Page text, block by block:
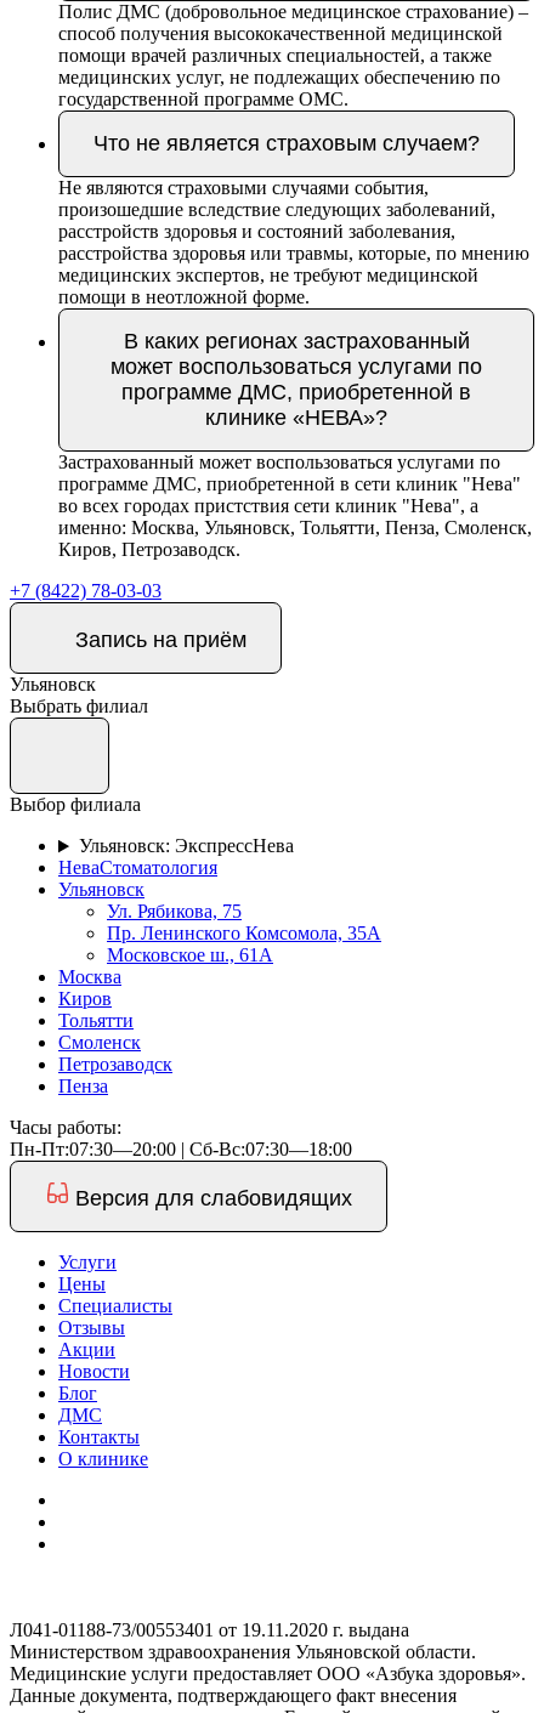
Полис ДМС (добровольное медицинское страхование) –
способ получения высококачественной медицинской
помощи врачей различных специальностей, а также
медицинских услуг, не подлежащих обеспечению по
государственной программе ОМС.
Что не является страховым случаем?
Не являются страховыми случаями события,
произошедшие вследствие следующих заболеваний,
расстройств здоровья и состояний заболевания,
расстройства здоровья или травмы, которые, по мнению
медицинских экспертов, не требуют медицинской
помощи в неотложной форме.
В каких регионах застрахованный
может воспользоваться услугами по
программе ДМС, приобретенной в
клинике «НЕВА»?
Застрахованный может воспользоваться услугами по
программе ДМС, приобретенной в сети клиник "Нева"
во всех городах пристствия сети клиник "Нева", а
именно: Москва, Ульяновск, Тольятти, Пенза, Смоленск,
Киров, Петрозаводск.
+7 (8422) 78-03-03
Запись на приём
Ульяновск
Выбрать филиал
Выбор филиала
Ульяновск: ЭкспрессНева
НеваСтоматология
Ульяновск
Ул. Рябикова, 75
Пр. Ленинского Комсомола, 35А
Московское ш., 61А
Москва
Киров
Тольятти
Смоленск
Петрозаводск
Пенза
Часы работы:
Пн-Пт:07:30—20:00 | Cб-Вс:07:30—18:00
Версия для слабовидящих
Услуги
Цены
Специалисты
Отзывы
Акции
Новости
Блог
ДМС
Контакты
О клинике
Л041-01188-73/00553401 от 19.11.2020 г. выдана
Министерством здравоохранения Ульяновской области.
Медицинские услуги предоставляет ООО «Азбука здоровья».
Данные документа, подтверждающего факт внесения